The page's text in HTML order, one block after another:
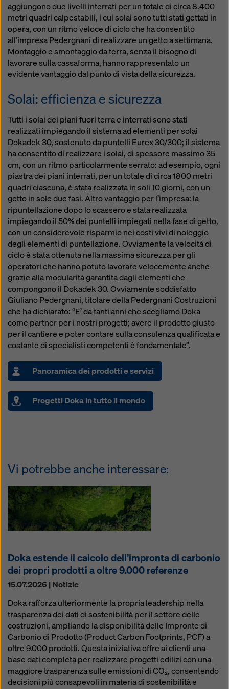
aggiungono due livelli interrati per un totale di circa 8.400
metri quadri calpestabili, i cui solai sono tutti stati gettati in
opera, con un ritmo veloce di ciclo che ha consentito
all’impresa Pedergnani di realizzare un getto a settimana.
Montaggio e smontaggio da terra, senza il bisogno di
lavorare sulla cassaforma, hanno rappresentato un
evidente vantaggio dal punto di vista della sicurezza.
Solai: efficienza e sicurezza
Tutti i solai dei piani fuori terra e interrati sono stati
realizzati impiegando il sistema ad elementi per solai
Dokadek 30, sostenuto da puntelli Eurex 30/300; il sistema
ha consentito di realizzare i solai, di spessore massimo 35
cm, con un ritmo particolarmente serrato: ad esempio, ogni
piastra dei piani interrati, per un totale di circa 1800 metri
quadri ciascuna, è stata realizzata in soli 10 giorni, con un
getto in sole due fasi. Altro vantaggio per l’impresa: la
ripuntellazione dopo lo scassero e stata realizzata
impiegando il 50% dei puntelli impiegati nella fase di getto,
con un considerevole risparmio nei costi vivi di noleggio
degli elementi di puntellazione. Ovviamente la velocità di
ciclo è stata ottenuta nella massima sicurezza per gli
operatori che hanno potuto lavorare velocemente anche
grazie alla modularità garantita dagli elementi che
compongono il Dokadek 30. Ovviamente soddisfatto
Giuliano Pedergnani, titolare della Pedergnani Costruzioni
che ha dichiarato: “E’ da tanti anni che scegliamo Doka
come partner per i nostri progetti; avere il prodotto giusto
per il cantiere e poter contare sulla consulenza qualificata e
costante di specialisti competenti è fondamentale”.
Panoramica dei prodotti e servizi
Progetti Doka in tutto il mondo
Vi potrebbe anche interessare:
Doka estende il calcolo dell’impronta di carbonio
dei propri prodotti a oltre 9.000 referenze
15.07.2026 | Notizie
Doka rafforza ulteriormente la propria leadership nella
trasparenza dei dati di sostenibilità per il settore delle
costruzioni, ampliando la disponibilità delle Impronte di
Carbonio di Prodotto (Product Carbon Footprints, PCF) a
oltre 9.000 prodotti. Questa iniziativa offre ai clienti una
base dati completa per realizzare progetti edilizi con una
maggiore trasparenza sulle emissioni di CO₂, consentendo
decisioni più consapevoli in materia di sostenibilità e
modificando le vostreimpostazioni dei cookie
cliccando su impostazioni dei cookie in fondo a questo
sito web e utilizzando le caselle di controllo
corrispondenti. Potete revocare il vostro consenso in
qualsiasi momento, con effetto futuro e senza
indicarne il motivo, cliccando suimpostazioni cookie
in fondo a questo sito web.
nella nostra informativa sulla privacy. Vi offriamo
(impostazioni avanzate dei cookie).